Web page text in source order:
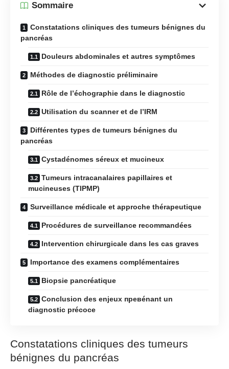
Sommaire
Constatations cliniques des tumeurs bénignes du
pancréas
Douleurs abdominales et autres symptômes
Méthodes de diagnostic préliminaire
Rôle de l’échographie dans le diagnostic
Utilisation du scanner et de l’IRM
Différentes types de tumeurs bénignes du
pancréas
Cystadénomes séreux et mucineux
Tumeurs intracanalaires papillaires et
mucineuses (TIPMP)
Surveillance médicale et approche thérapeutique
Procédures de surveillance recommandées
Intervention chirurgicale dans les cas graves
Importance des examens complémentaires
Biopsie pancréatique
Conclusion des enjeux превénant un
diagnostic précoce
Constatations cliniques des tumeurs
bénignes du pancréas